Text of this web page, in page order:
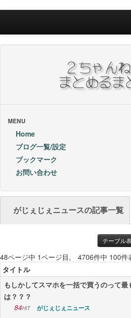
Home
ブックマーク
24Hランキング
昨日のランキング
1週間内ランキング
1ヶ月内ランキング
エンタメ
スポーツ
漫画・アニメ
MENU
Home
ブログ一覧/設定
ブックマーク
お問い合わせ
がじぇじぇニュースの記事一覧
テーブル
48ページ中 1ページ目, 4706件中 100件
タイトル
もしかしてスマホを一括で買うのって最
は？？？
84HIT がじぇじぇニュース